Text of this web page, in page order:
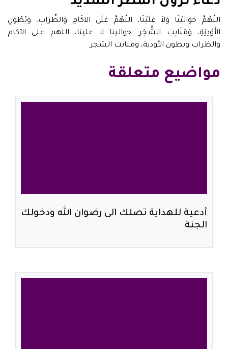
اللَّهُمَّ حَوَالَيْنَا وَلاَ عَلَيْنَا، اللَّهُمَّ عَلَى الآكَامِ وَالظِّرَابِ، وَبُطُونِ
الأَوْدِيَةِ، وَمَنَابِتِ الشَّجَرِ. حوالينا لا علينا، اللهم على الآكام
والظراب وبطون الأودية، ومنابت الشجر.
مواضيع متعلقة
أدعية للهداية تصلك الى رضوان الله ودخولك
الجنة